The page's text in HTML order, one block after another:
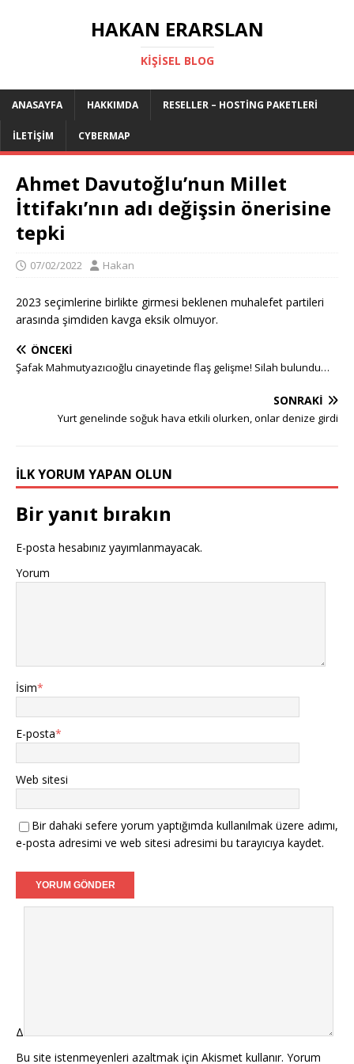
HAKAN ERARSLAN
KIŞISEL BLOG
ANASAYFA HAKKIMDA RESELLER – HOSTING PAKETLERI
İLETIŞIM CYBERMAP
Ahmet Davutoğlu’nun Millet
İttifakı’nın adı değişsin önerisine
tepki
07/02/2022 Hakan
2023 seçimlerine birlikte girmesi beklenen muhalefet partileri
arasında şimdiden kavga eksik olmuyor.
ÖNCEKI
Şafak Mahmutyazıcıoğlu cinayetinde flaş gelişme! Silah bulundu…
SONRAKI
Yurt genelinde soğuk hava etkili olurken, onlar denize girdi
İLK YORUM YAPAN OLUN
Bir yanıt bırakın
E-posta hesabınız yayımlanmayacak.
Yorum
İsim*
E-posta*
Web sitesi
Bir dahaki sefere yorum yaptığımda kullanılmak üzere adımı,
e-posta adresimi ve web sitesi adresimi bu tarayıcıya kaydet.
Δ
Bu site istenmeyenleri azaltmak için Akismet kullanır. Yorum